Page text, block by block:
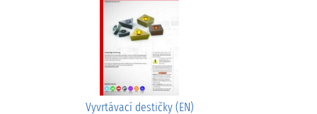
Vyvrtávací destičky (EN)